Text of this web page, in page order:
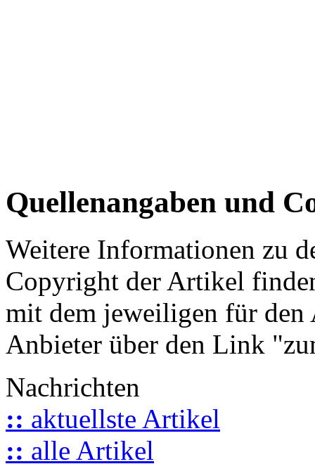
Quellenangaben und
Weitere Informationen zu
Copyright der Artikel
mit dem jeweiligen für
Anbieter über den Link
Nachrichten
:: aktuellste Artikel
:: alle Artikel